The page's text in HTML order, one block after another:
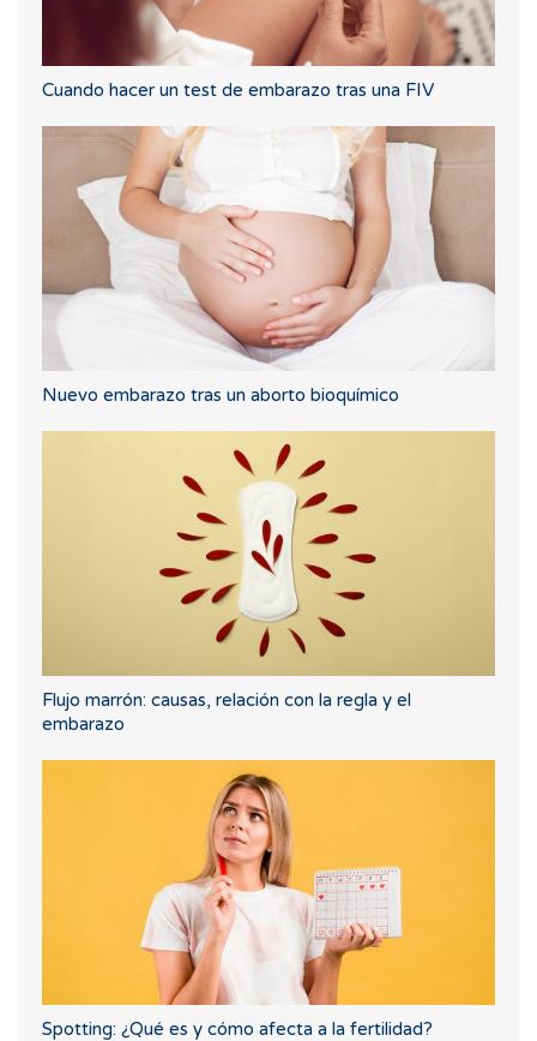
Cuando hacer un test de embarazo tras una FIV
Nuevo embarazo tras un aborto bioquímico
Flujo marrón: causas, relación con la regla y el
embarazo
Spotting: ¿Qué es y cómo afecta a la fertilidad?